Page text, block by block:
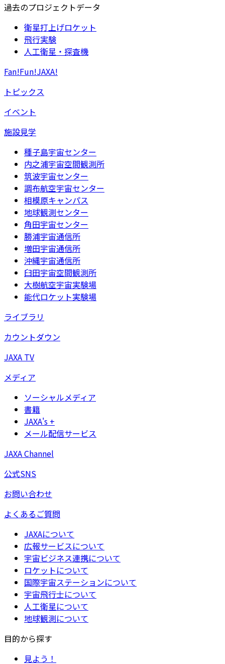
過去のプロジェクトデータ
衛星打上げロケット
飛行実験
人工衛星・探査機
Fan!Fun!JAXA!
トピックス
イベント
施設見学
種子島宇宙センター
内之浦宇宙空間観測所
筑波宇宙センター
調布航空宇宙センター
相模原キャンパス
地球観測センター
角田宇宙センター
勝浦宇宙通信所
増田宇宙通信所
沖縄宇宙通信所
臼田宇宙空間観測所
大樹航空宇宙実験場
能代ロケット実験場
ライブラリ
カウントダウン
JAXA TV
メディア
ソーシャルメディア
書籍
JAXA's +
メール配信サービス
JAXA Channel
公式SNS
お問い合わせ
よくあるご質問
JAXAについて
広報サービスについて
宇宙ビジネス連携について
ロケットについて
国際宇宙ステーションについて
宇宙飛行士について
人工衛星について
地球観測について
目的から探す
見よう！